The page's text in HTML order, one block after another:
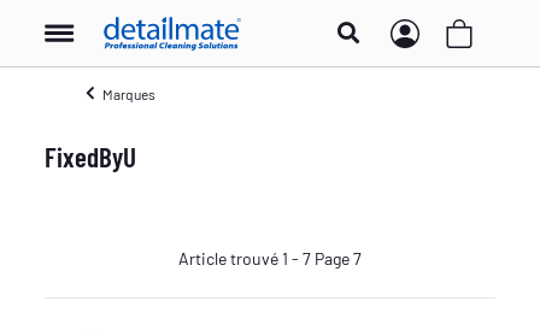
Marques
FixedByU
Article trouvé 1 - 7 Page 7